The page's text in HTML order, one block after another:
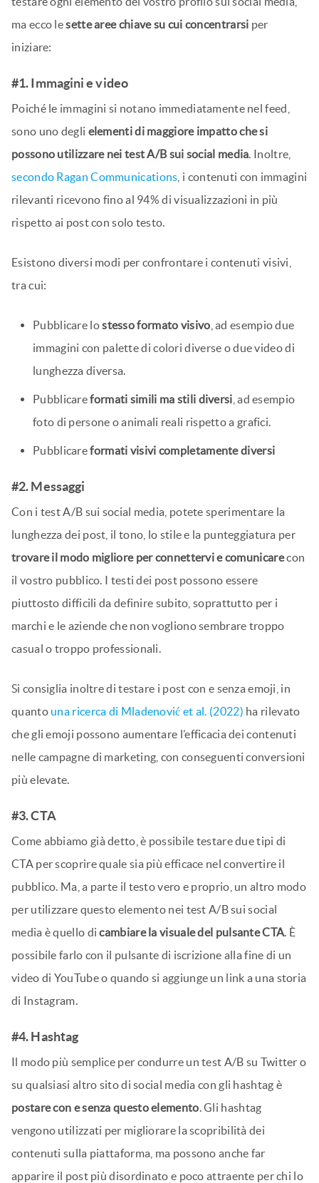
ma ecco lesette aree chiave su cui concentrarsi per
iniziare:
#1. Immagini e video
Poiché le immagini si notano immediatamente nel feed,
sono uno degli elementi di maggiore impatto che si
possono utilizzare nei test A/B sui social media. Inoltre,
secondo Ragan Communications , i contenuti con immagini
rilevanti ricevono fino al 94% di visualizzazioni in più
rispetto ai post con solo testo.
Esistono diversi modi per confrontare i contenuti visivi,
tra cui:
Pubblicare lostesso formato visivo , ad esempio due
immagini con palette di colori diverse o due video di
lunghezza diversa.
Pubblicareformati simili ma stili diversi , ad esempio
foto di persone o animali reali rispetto a grafici.
Pubblicareformati visivi completamente diversi
#2. Messaggi
Con i test A/B sui social media, potete sperimentare la
lunghezza dei post, il tono, lo stile e la punteggiatura per
trovare il modo migliore per connettervi e comunicarecon
il vostro pubblico. I testi dei post possono essere
piuttosto difficili da definire subito, soprattutto per i
marchi e le aziende che non vogliono sembrare troppo
casual o troppo professionali.
Si consiglia inoltre di testare i post con e senza emoji, in
quanto una ricerca di Mladenović et al. (2022) ha rilevato
che gli emoji possono aumentare l’efficacia dei contenuti
nelle campagne di marketing, con conseguenti conversioni
più elevate.
#3. CTA
Come abbiamo già detto, è possibile testare due tipi di
CTA per scoprire quale sia più efficace nel convertire il
pubblico. Ma, a parte il testo vero e proprio, un altro modo
per utilizzare questo elemento nei test A/B sui social
media è quello dicambiare la visuale del pulsante CTA. È
possibile farlo con il pulsante di iscrizione alla fine di un
video di YouTube o quando si aggiunge un link a una storia
di Instagram.
#4. Hashtag
Il modo più semplice per condurre un test A/B su Twitter o
su qualsiasi altro sito di social media con gli hashtag è
postare con e senza questo elemento. Gli hashtag
vengono utilizzati per migliorare la scopribilità dei
contenuti sulla piattaforma, ma possono anche far
apparire il post più disordinato e poco attraente per chi lo